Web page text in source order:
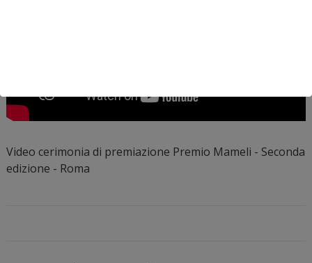
Video cerimonia di premiazione Premio Mameli - Seconda
edizione - Roma